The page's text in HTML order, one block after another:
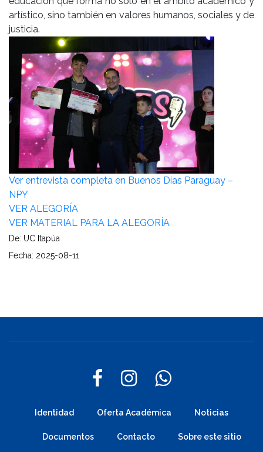
artístico, sino también en valores humanos, sociales y de
justicia.
Ver entrevista completa en Buenos Días Paraguay –
NPY
VER ALEGORÍA
VER MATERIAL PARA LA ALEGORÍA
De: UC Itapúa
Fecha: 2025-08-11
Identidad Oferta Académica Noticias
Documentos Contacto Sobre este sitio